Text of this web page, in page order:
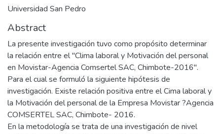
Universidad San Pedro
Abstract
La presente investigación tuvo como propósito determinar
la relación entre el "Clima laboral y Motivación del personal
en Movistar-Agencia Comsertel SAC, Chimbote-2016".
Para el cual se formuló la siguiente hipótesis de
investigación. Existe relación positiva entre el Cima laboral y
la Motivación del personal de la Empresa Movistar ?Agencia
COMSERTEL SAC, Chimbote- 2016.
En la metodología se trata de una investigación de nivel